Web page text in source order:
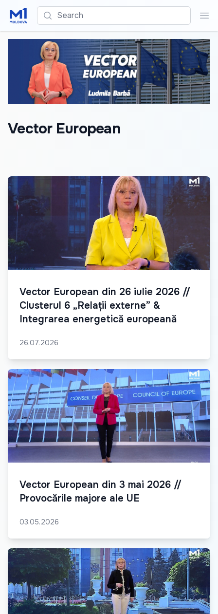
Search
Vector European
Vector European din 26 iulie 2026 //
Clusterul 6 „Relații externe” &
Integrarea energetică europeană
26.07.2026
Vector European din 3 mai 2026 //
Provocările majore ale UE
03.05.2026